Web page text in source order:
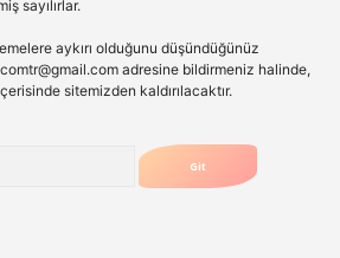
sayılırlar.
aykırı olduğunu düşündüğünüz
adresine bildirmeniz halinde,
sitemizden kaldırılacaktır.